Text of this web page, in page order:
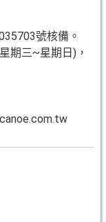
號核備。
期三~星期日)，